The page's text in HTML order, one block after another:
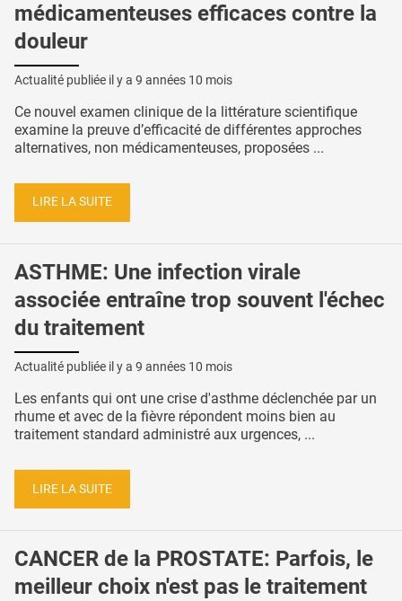
médicamenteuses efficaces contre la
douleur
Actualité publiée il y a 9 années 10 mois
Ce nouvel examen clinique de la littérature scientifique
examine la preuve d’efficacité de différentes approches
alternatives, non médicamenteuses, proposées ...
LIRE LA SUITE
ASTHME: Une infection virale
associée entraîne trop souvent l'échec
du traitement
Actualité publiée il y a 9 années 10 mois
Les enfants qui ont une crise d'asthme déclenchée par un
rhume et avec de la fièvre répondent moins bien au
traitement standard administré aux urgences, ...
LIRE LA SUITE
CANCER de la PROSTATE: Parfois, le
meilleur choix n'est pas le traitement